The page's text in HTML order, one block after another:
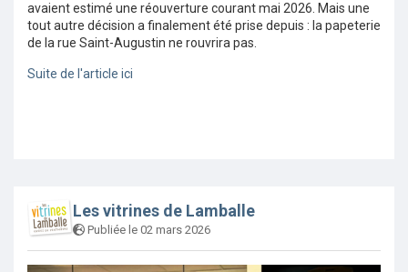
avaient estimé une réouverture courant mai 2026. Mais une
tout autre décision a finalement été prise depuis : la papeterie
de la rue Saint-Augustin ne rouvrira pas.
Suite de l'article ici
Les vitrines de Lamballe
Publiée le 02 mars 2026